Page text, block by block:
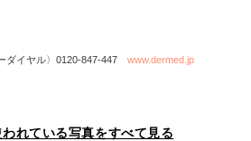
ダイヤル〉0120-847-447 www.dermed.jp
れている写真をすべて見る